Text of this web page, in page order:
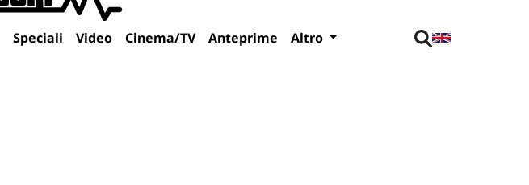
Speciali Video Cinema/TV Anteprime Altro